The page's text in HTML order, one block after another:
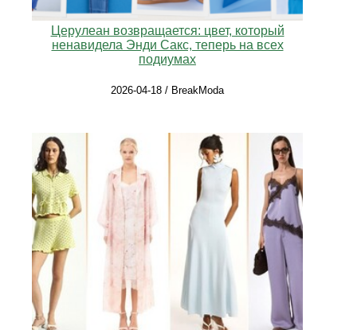
Церулеан возвращается: цвет, который
ненавидела Энди Сакс, теперь на всех
подиумах
2026-04-18 / BreakModa